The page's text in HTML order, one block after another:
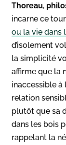
Thoreau,
incarne ce
ou la vie dans
d’isolement
la simplicité
affirme que la
inaccessible à
relation
plutôt que sa
dans les bois
rappelant la